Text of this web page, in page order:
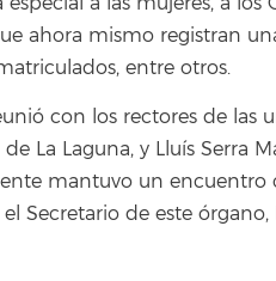
ahora mismo registran
entre otros.
con los rectores de las
La Laguna, y Lluís Serra
mantuvo un encuentro
Secretario de este